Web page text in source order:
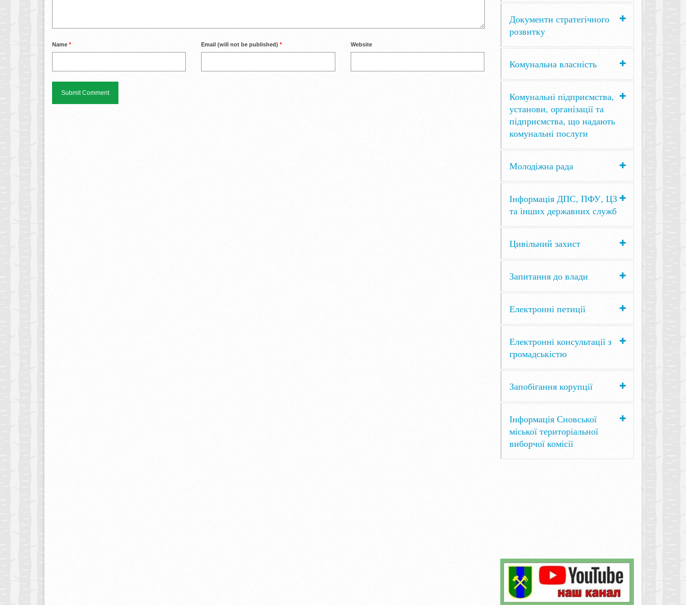
Name * Email (will not be published)* Website
Документи стратегічного
розвитку
Комунальна власність
Комунальні підприємства,
установи, організації та
підприємства, що надають
комунальні послуги
Молодіжна рада
Інформація ДПС, ПФУ, ЦЗ
та інших державних служб
Цивільний захист
Запитання до влади
Електронні петиції
Електронні консультації з
громадськістю
Запобігання корупції
Інформація Сновської
міської територіальної
виборчої комісії